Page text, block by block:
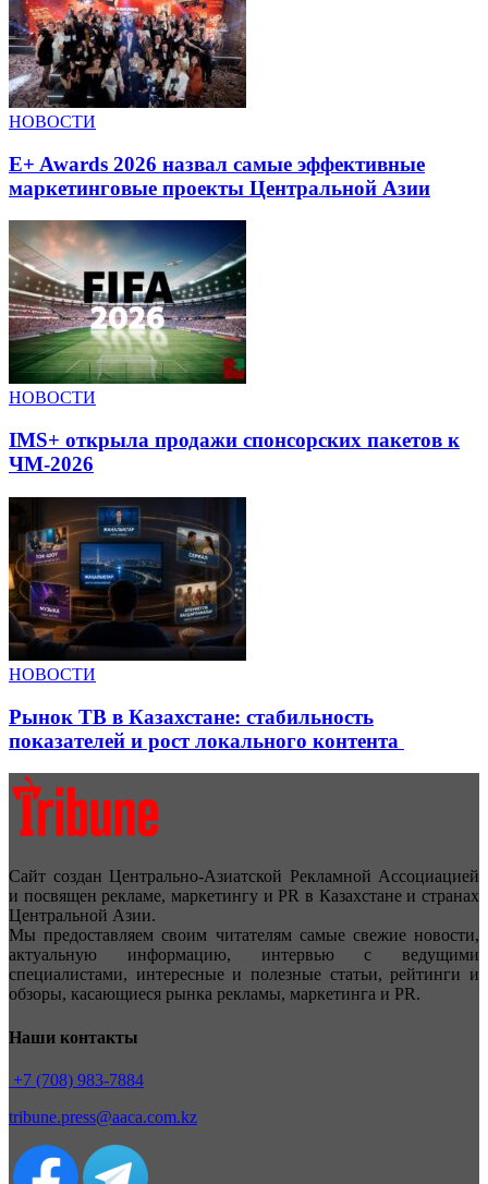
НОВОСТИ
E+ Awards 2026 назвал самые эффективные
маркетинговые проекты Центральной Азии
НОВОСТИ
IMS+ открыла продажи спонсорских пакетов к
ЧМ-2026
НОВОСТИ
Рынок ТВ в Казахстане: стабильность
показателей и рост локального контента
Сайт создан Центрально-Азиатской Рекламной Ассоциацией
и посвящен рекламе, маркетингу и PR в Казахстане и странах
Центральной Азии.
Мы предоставляем своим читателям самые свежие новости,
актуальную информацию, интервью с ведущими
специалистами, интересные и полезные статьи, рейтинги и
обзоры, касающиеся рынка рекламы, маркетинга и PR.
Наши контакты
+7 (708) 983-7884
tribune.press@aaca.com.kz